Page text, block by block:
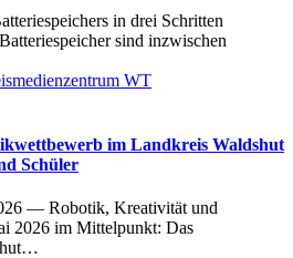
in drei Schritten
sind inzwischen
im Landkreis Waldshut
Schüler
— Robotik, Kreativität und
2026 im Mittelpunkt: Das